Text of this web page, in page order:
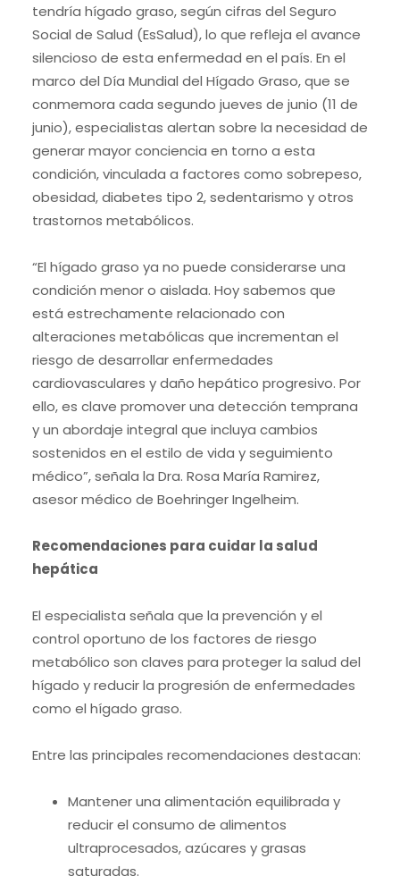
tendría hígado graso, según cifras del Seguro
Social de Salud (EsSalud), lo que refleja el avance
silencioso de esta enfermedad en el país. En el
marco del Día Mundial del Hígado Graso, que se
conmemora cada segundo jueves de junio (11 de
junio), especialistas alertan sobre la necesidad de
generar mayor conciencia en torno a esta
condición, vinculada a factores como sobrepeso,
obesidad, diabetes tipo 2, sedentarismo y otros
trastornos metabólicos.
“El hígado graso ya no puede considerarse una
condición menor o aislada. Hoy sabemos que
está estrechamente relacionado con
alteraciones metabólicas que incrementan el
riesgo de desarrollar enfermedades
cardiovasculares y daño hepático progresivo. Por
ello, es clave promover una detección temprana
y un abordaje integral que incluya cambios
sostenidos en el estilo de vida y seguimiento
médico”, señala la Dra. Rosa María Ramirez,
asesor médico de Boehringer Ingelheim.
Recomendaciones para cuidar la salud
hepática
El especialista señala que la prevención y el
control oportuno de los factores de riesgo
metabólico son claves para proteger la salud del
hígado y reducir la progresión de enfermedades
como el hígado graso.
Entre las principales recomendaciones destacan:
Mantener una alimentación equilibrada y
reducir el consumo de alimentos
ultraprocesados, azúcares y grasas
saturadas.